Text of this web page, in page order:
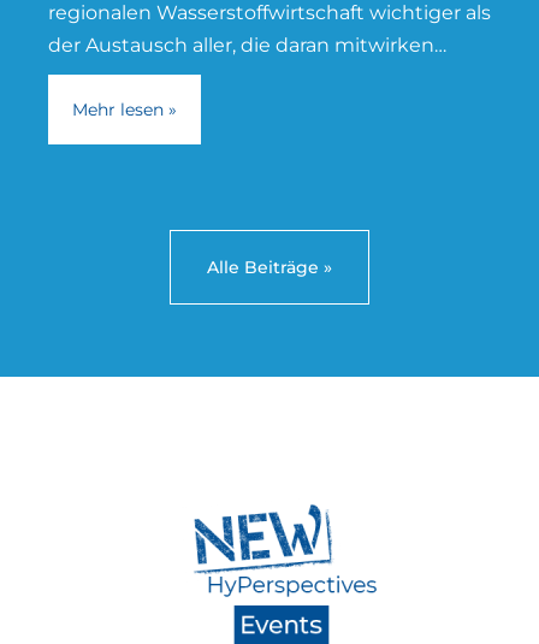
regionalen Wasserstoffwirtschaft wichtiger als
der Austausch aller, die daran mitwirken
wollen. Optimal dafür geeignet sind die
Marktdialoge, die
Mehr lesen »
Alle Beiträge »